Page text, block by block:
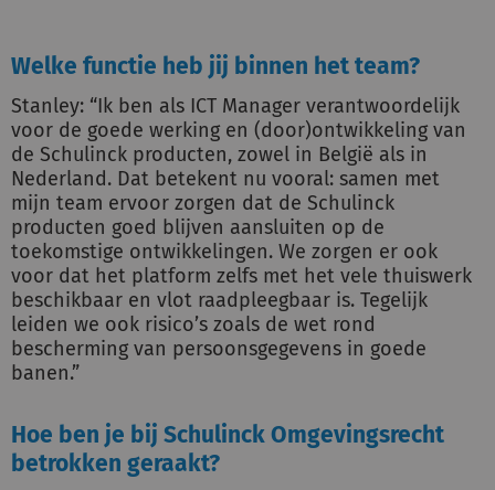
Welke functie heb jij binnen het team?
Stanley: “Ik ben als ICT Manager verantwoordelijk
voor de goede werking en (door)ontwikkeling van
de Schulinck producten, zowel in België als in
Nederland. Dat betekent nu vooral: samen met
mijn team ervoor zorgen dat de Schulinck
producten goed blijven aansluiten op de
toekomstige ontwikkelingen. We zorgen er ook
voor dat het platform zelfs met het vele thuiswerk
beschikbaar en vlot raadpleegbaar is. Tegelijk
leiden we ook risico’s zoals de wet rond
bescherming van persoonsgegevens in goede
banen.”
Hoe ben je bij Schulinck Omgevingsrecht
betrokken geraakt?